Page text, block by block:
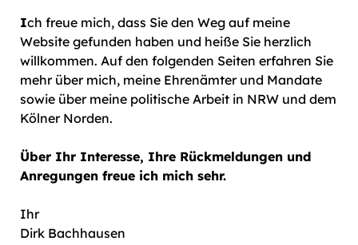
Ich freue mich, dass Sie den Weg auf meine
Website gefunden haben und heiße Sie herzlich
willkommen. Auf den folgenden Seiten erfahren Sie
mehr über mich, meine Ehrenämter und Mandate
sowie über meine politische Arbeit in NRW und dem
Kölner Norden.
Über Ihr Interesse, Ihre Rückmeldungen und
Anregungen freue ich mich sehr.
Ihr
Dirk Bachhausen